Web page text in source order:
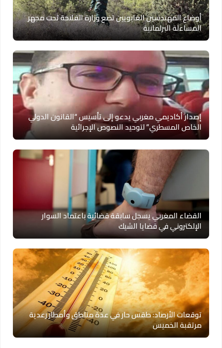
أوضاع المهندسين الغابويين تضع وزارة الفلاحة تحت مجهر
المساءلة البرلمانية
إصدار أكاديمي مغربي يدعو إلى تأسيس “القانون الدولي
الخاص المسطري” لتوحيد النصوص الإجرائية
القضاء المغربي يسجل سابقة قضائية باعتماد السوار
الإلكتروني في قضايا الشيك
توقعات الأرصاد: طقس حار في عدة مناطق وأمطار رعدية
مرتقبة الخميس